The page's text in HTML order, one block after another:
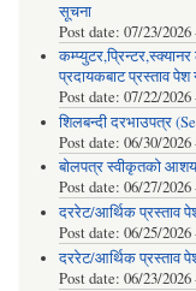
सूचना
Post date: 07/23/2026
प्रदायकबाट प्रस्ताव पेश
Post date: 07/22/2026
शिलबन्दी दरभाउपत्र
Post date: 06/30/2026
बोलपत्र स्वीकृतको
Post date: 06/27/2026
दररेट/आर्थिक प्रस्ताव
Post date: 06/25/2026
दररेट/आर्थिक प्रस्ताव
Post date: 06/23/2026